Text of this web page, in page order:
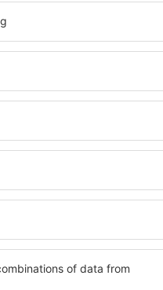
Umfassender Service und
wichtigsten Bedingungen,
muss. Die besten Hotels in
Hotelgästen einen
Annehmlichkeiten.
Standard bieten eine
wichtigsten
können die kostenlosen
Apartment auswählen,
Hotel mit hohem Standard
abwechslungsreiches
Attraktionen für Kinder.
Steinfeld sind eine
sowie Personen, die